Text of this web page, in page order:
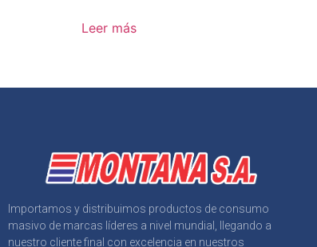
Leer más
Importamos y distribuimos productos de consumo
masivo de marcas líderes a nivel mundial, llegando a
nuestro cliente final con excelencia en nuestros